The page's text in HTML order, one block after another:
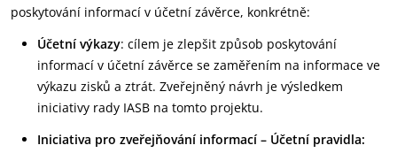
poskytování informací v účetní závěrce, konkrétně:
Účetní výkazy: cílem je zlepšit způsob poskytování
informací v účetní závěrce se zaměřením na informace ve
výkazu zisků a ztrát. Zveřejněný návrh je výsledkem
iniciativy rady IASB na tomto projektu.
Iniciativa pro zveřejňování informací – Účetní pravidla: